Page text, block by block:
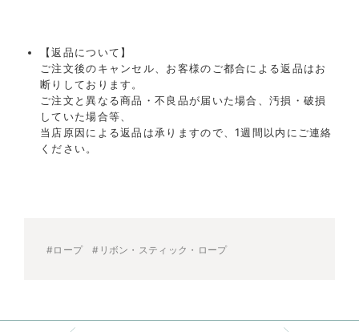
【返品について】
ご注文後のキャンセル、お客様のご都合による返品はお
断りしております。
ご注文と異なる商品・不良品が届いた場合、汚損・破損
していた場合等、
当店原因による返品は承りますので、1週間以内にご連絡
ください。
#ロープ #リボン・スティック・ロープ